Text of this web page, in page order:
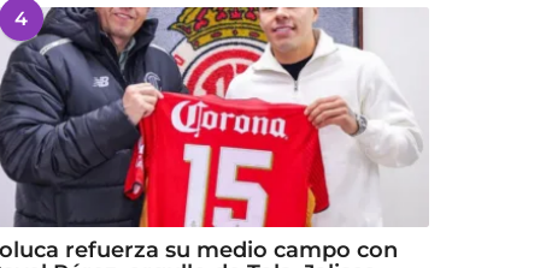
4
refuerza su medio campo con